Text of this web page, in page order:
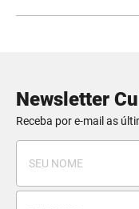
Newsletter
Receba por e-mail as